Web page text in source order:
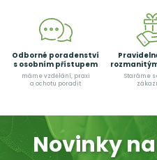
Odborné poradenství
s osobním přístupem
máme vzdělání, praxi
a ochotu poradit
Staráme
Novinky